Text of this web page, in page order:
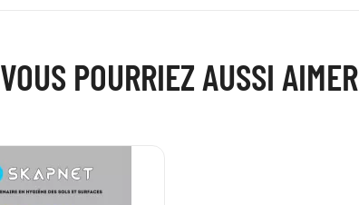
VOUS POURRIEZ AUSSI AIMER